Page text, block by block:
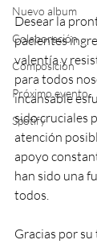
Nuevo album
Colaboración
Composición
Próximo evento
Spotify
Desear la
pacientes
valentía y
para todos
incansable
sido cruciales
atención
apoyo
han sido una
todos.
Gracias por su